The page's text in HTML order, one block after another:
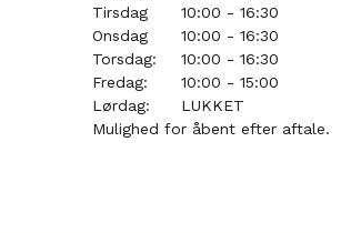
Tirsdag
10:00 - 16:30
Onsdag
10:00 - 16:30
Torsdag:
10:00 - 16:30
Fredag:
10:00 - 15:00
Lørdag:
LUKKET
Mulighed for åbent efter aftale.